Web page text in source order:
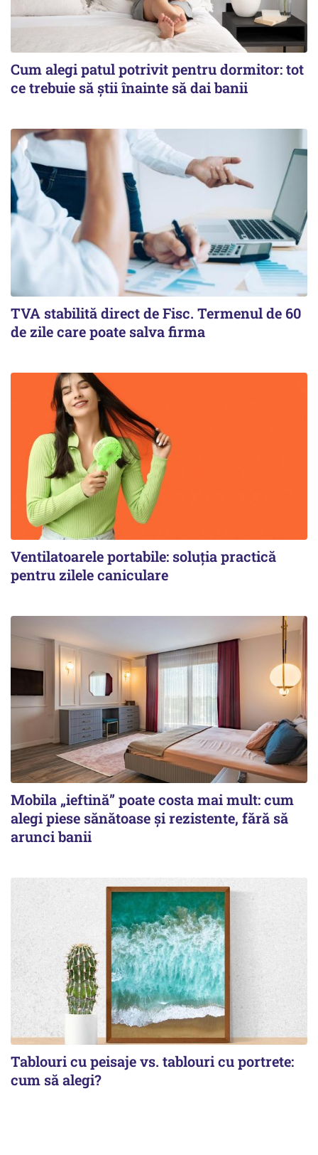
Cum alegi patul potrivit pentru dormitor: tot
ce trebuie să știi înainte să dai banii
TVA stabilită direct de Fisc. Termenul de 60
de zile care poate salva firma
Ventilatoarele portabile: soluția practică
pentru zilele caniculare
Mobila „ieftină” poate costa mai mult: cum
alegi piese sănătoase și rezistente, fără să
arunci banii
Tablouri cu peisaje vs. tablouri cu portrete:
cum să alegi?